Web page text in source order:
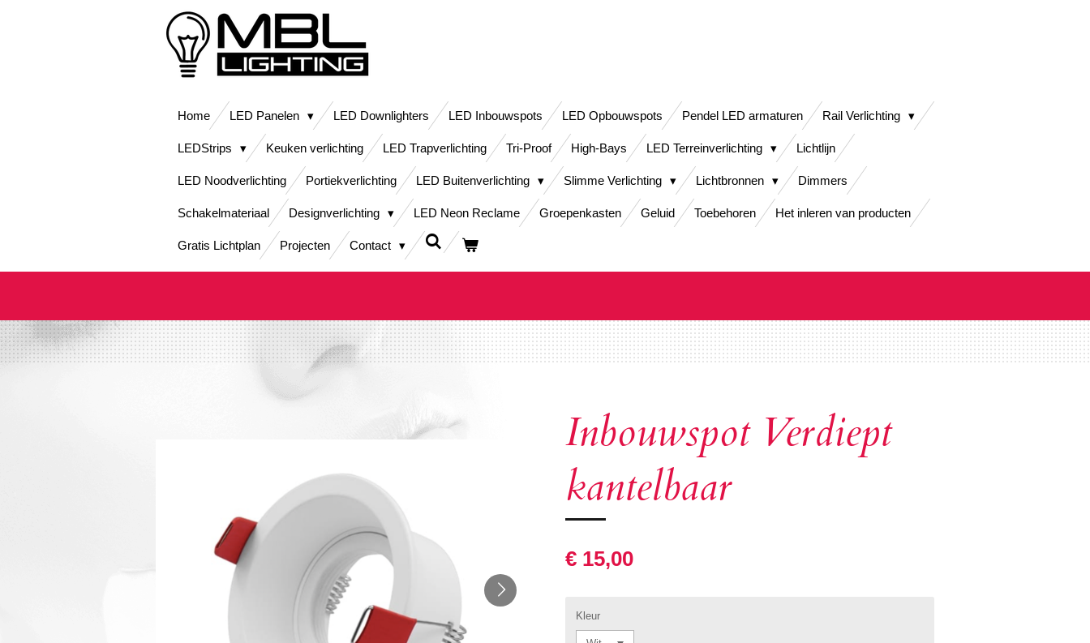
Home LED Panelen LED Downlighters LED Inbouwspots LED Opbouwspots Pendel LED armaturen Rail Verlichting
LEDStrips Keuken verlichting LED Trapverlichting Tri-Proof High-Bays LED Terreinverlichting Lichtlijn
LED Noodverlichting Portiekverlichting LED Buitenverlichting Slimme Verlichting Lichtbronnen Dimmers
Schakelmateriaal Designverlichting LED Neon Reclame Groepenkasten Geluid Toebehoren Het inleren van producten
Gratis Lichtplan Projecten Contact
Inbouwspot Verdiept
kantelbaar
€ 15,00
Kleur